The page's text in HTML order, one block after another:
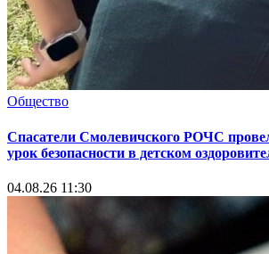
Общество
Спасатели Смолевичского РОЧС
урок безопасности в детском
04.08.26 11:30